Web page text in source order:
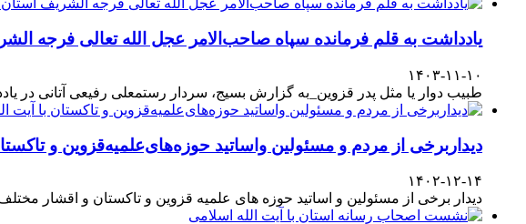
یادداشت به قلم فرمانده سپاه صاحب‌الامر عجل الله تعالی فرجه
۱۴۰۳-۱۱-۱۰
طبیب دوار یا مثل پدر قزوین_به گزارش بسیج، سردار رستمعلی رفیعی آتانی در
دیداربرخی از مردم و مسئولین واساتید حوزه‌های‌علمیه‌قزوین و
۱۴۰۲-۱۲-۱۴
دیدار برخی از مسئولین و اساتید حوزه های علمیه قزوین و تاکستان و اقشار